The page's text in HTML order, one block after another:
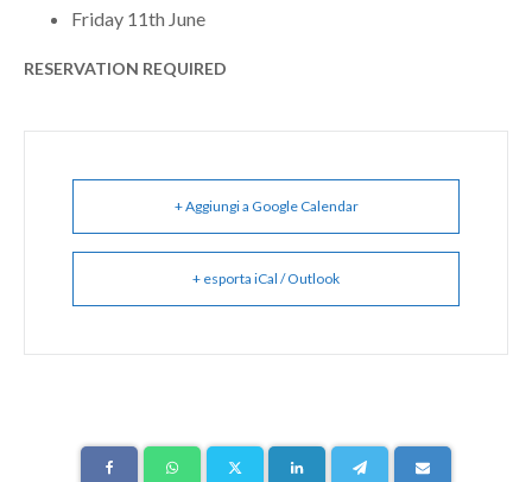
Friday 11th June
RESERVATION REQUIRED
+ Aggiungi a Google Calendar
+ esporta iCal / Outlook